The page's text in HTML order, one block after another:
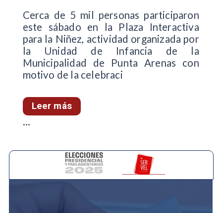
Cerca de 5 mil personas participaron
este sábado en la Plaza Interactiva
para la Niñez, actividad organizada por
la Unidad de Infancia de la
Municipalidad de Punta Arenas con
motivo de la celebraci
Leer más
...